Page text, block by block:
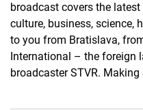
broadcast covers the
culture, business, science,
to you from Bratislava,
International – the foreign
broadcaster STVR.